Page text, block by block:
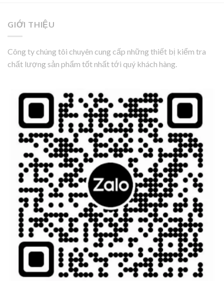
GIỚI THIỆU
Công ty chúng tôi chuyên cung cấp những thiết bị kiểm tra
chất lượng sản phẩm tốt nhất tới quý khách hàng.